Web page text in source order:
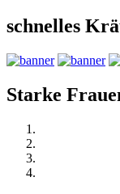
schnelles
Starke